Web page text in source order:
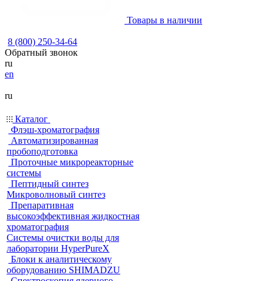
Товары в наличии
8 (800) 250-34-64
Обратный звонок
ru
en
ru
Каталог
Флэш-хроматография
Автоматизированная
пробоподготовка
Проточные микрореакторные
системы
Пептидный синтез
Микроволновый синтез
Препаративная
высокоэффективная жидкостная
хроматография
Системы очистки воды для
лаборатории HyperPureX
Блоки к аналитическому
оборудованию SHIMADZU